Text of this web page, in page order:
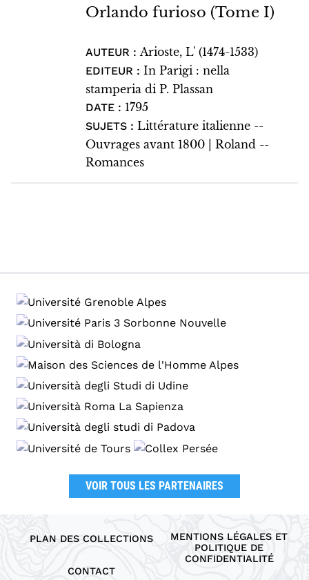
Orlando furioso (Tome I)
AUTEUR : Arioste, L' (1474-1533)
EDITEUR : In Parigi : nella
stamperia di P. Plassan
DATE : 1795
SUJETS : Littérature italienne --
Ouvrages avant 1800 | Roland --
Romances
VOIR TOUS LES PARTENAIRES
PLAN DES COLLECTIONS
CONTACT
MENTIONS LÉGALES ET
POLITIQUE DE
CONFIDENTIALITÉ